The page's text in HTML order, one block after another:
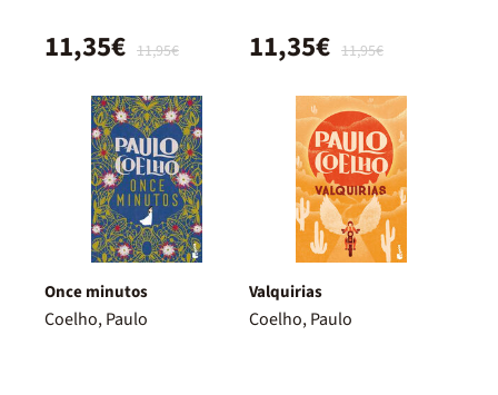
11,95€
11,35€ 11,95€
11,35€
Once minutos
Coelho, Paulo
Valquirias
Coelho, Paulo